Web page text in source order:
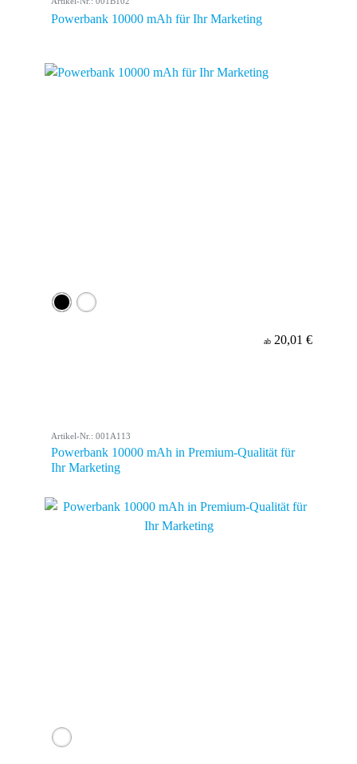
Powerbank 10000 mAh für Ihr Marketing
ab 20,01 €
Artikel-Nr.: 001A113
Powerbank 10000 mAh in Premium-Qualität für
Ihr Marketing